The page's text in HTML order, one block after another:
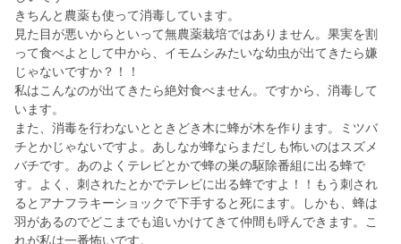
きちんと農薬も使って消毒しています。
見た目が悪いからといって無農薬栽培ではありません。果実を割
って食べよとして中から、イモムシみたいな幼虫が出てきたら嫌
じゃないですか？！！
私はこんなのが出てきたら絶対食べません。ですから、消毒して
います。
また、消毒を行わないとときどき木に蜂が木を作ります。ミツバ
チとかじゃないですよ。あしなが蜂ならまだしも怖いのはスズメ
バチです。あのよくテレビとかで蜂の巣の駆除番組に出る蜂で
す。よく、刺されたとかでテレビに出る蜂ですよ！！もう刺され
るとアナフラキーショックで下手すると死にます。しかも、蜂は
羽があるのでどこまでも追いかけてきて仲間も呼んできます。こ
れが私は一番怖いです。